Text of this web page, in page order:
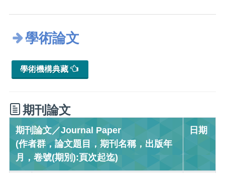
學術論文
學術機構典藏
期刊論文
期刊論文／Journal Paper
(作者群，論文題目，期刊名稱，出版年
月，卷號(期別):頁次起迄)
日期